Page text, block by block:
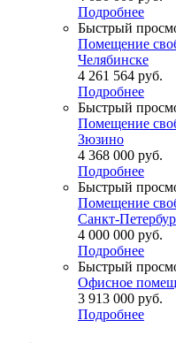
Подробнее
Быстрый
Помещение
Челябинске
4 261 564 руб.
Подробнее
Быстрый
Помещение
Зюзино
4 368 000 руб.
Подробнее
Быстрый
Помещение
Санкт-
4 000 000 руб.
Подробнее
Быстрый
Офисное
3 913 000 руб.
Подробнее